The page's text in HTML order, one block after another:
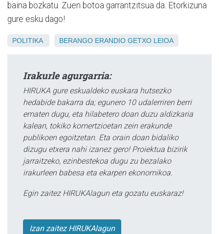
baina bozkatu. Zuen botoa garrantzitsua da. Etorkizuna
gure esku dago!
POLITIKA BERANGO ERANDIO GETXO LEIOA
Irakurle agurgarria:
HIRUKA gure eskualdeko euskara hutsezko
hedabide bakarra da; egunero 10 udalerriren berri
ematen dugu, eta hilabetero doan duzu aldizkaria
kalean, tokiko komertzioetan zein erakunde
publikoen egoitzetan. Eta orain doan bidaliko
dizugu etxera nahi izanez gero! Proiektua bizirik
jarraitzeko, ezinbestekoa dugu zu bezalako
irakurleen babesa eta ekarpen ekonomikoa.
Egin zaitez HIRUKAlagun eta gozatu euskaraz!
Izan zaitez HIRUKAlagun